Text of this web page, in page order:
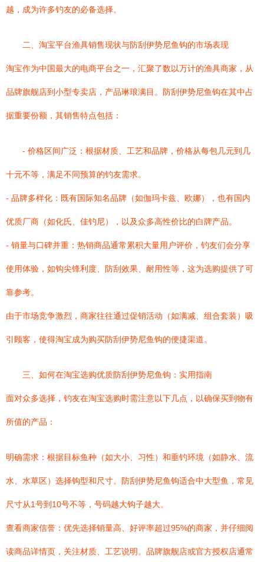
越，成为许多钓友的必备选择。
二、淘宝平台渔具销售现状与防刮伊势尼鱼钩的市场表现
淘宝作为中国最大的电商平台之一，汇聚了数以万计的渔具商家，从
品牌旗舰店到小型专卖店，产品琳琅满目。防刮伊势尼鱼钩在其中占
据重要份额，其销售特点包括：
- 价格区间广泛：根据材质、工艺和品牌，价格从每包几元到几
十元不等，满足不同预算的钓友需求。
- 品牌多样化：既有国际知名品牌（如伽玛卡兹、欧娜），也有国内
优质厂商（如化氏、佳钓尼），以及众多高性价比的白牌产品。
- 销量与口碑并重：热销商品通常累积大量用户评价，钓友们会分享
使用体验，如钩尖锋利度、防刮效果、耐用性等，这为选购提供了可
靠参考。
由于市场竞争激烈，商家往往通过促销活动（如满减、组合套装）吸
引顾客，使得淘宝成为购买防刮伊势尼鱼钩的便捷渠道。
三、如何在淘宝选购优质防刮伊势尼鱼钩：实用指南
面对众多选择，钓友在淘宝选购时需注意以下几点，以确保买到物有
所值的产品：
明确需求：根据目标鱼种（如大小、习性）和垂钓环境（如静水、流
水、水草区）选择钩型和尺寸。防刮伊势尼鱼钩适合中大型鱼，常见
尺寸从1号到10号不等，号码越大钩子越大。
查看商家信誉：优先选择销量高、好评率超过95%的商家，并仔细阅
读商品详情页，关注材质、工艺说明。品牌旗舰店或官方授权店通常